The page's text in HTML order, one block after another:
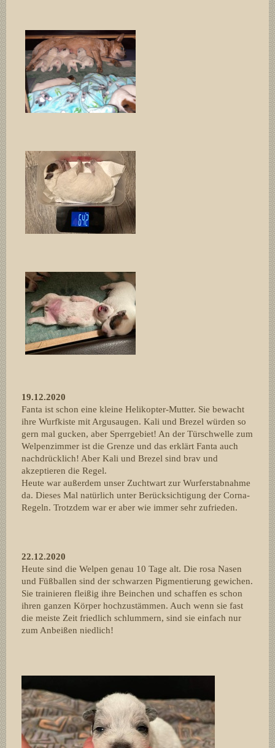
19.12.2020
Fanta ist schon eine kleine Helikopter-Mutter. Sie bewacht
ihre Wurfkiste mit Argusaugen. Kali und Brezel würden so
gern mal gucken, aber Sperrgebiet! An der Türschwelle zum
Welpenzimmer ist die Grenze und das erklärt Fanta auch
nachdrücklich! Aber Kali und Brezel sind brav und
akzeptieren die Regel.
Heute war außerdem unser Zuchtwart zur Wurferstabnahme
da. Dieses Mal natürlich unter Berücksichtigung der Corna-
Regeln. Trotzdem war er aber wie immer sehr zufrieden.
22.12.2020
Heute sind die Welpen genau 10 Tage alt. Die rosa Nasen
und Füßballen sind der schwarzen Pigmentierung gewichen.
Sie trainieren fleißig ihre Beinchen und schaffen es schon
ihren ganzen Körper hochzustämmen. Auch wenn sie fast
die meiste Zeit friedlich schlummern, sind sie einfach nur
zum Anbeißen niedlich!